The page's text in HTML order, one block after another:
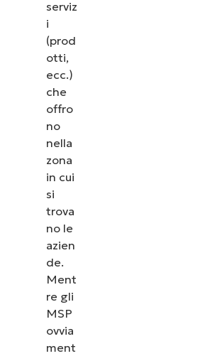
serviz
i
(prod
otti,
ecc.)
che
offro
no
nella
zona
in cui
si
trova
no le
azien
de.
Ment
re gli
MSP
ovvia
ment